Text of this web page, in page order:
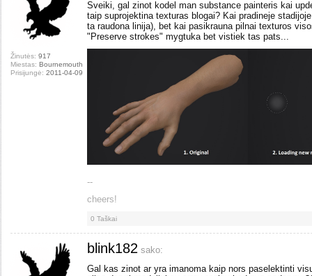
Žinutės: 917
Miestas: Bournemouth
Prisijungė: 2011-04-09
Sveiki, gal zinot kodel man substance painteris kai
taip suprojektina texturas blogai? Kai pradineje
ta raudona linija), bet kai pasikrauna pilnai texturos
"Preserve strokes" mygtuka bet vistiek tas pats...
--
cheers!
0 Taškai
blink182 sako:
Gal kas zinot ar yra imanoma kaip nors paselektinti